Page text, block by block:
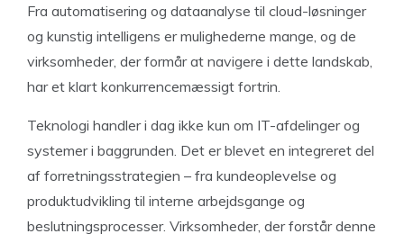
Fra automatisering og dataanalyse til cloud-løsninger
og kunstig intelligens er mulighederne mange, og de
virksomheder, der formår at navigere i dette landskab,
har et klart konkurrencemæssigt fortrin.
Teknologi handler i dag ikke kun om IT-afdelinger og
systemer i baggrunden. Det er blevet en integreret del
af forretningsstrategien – fra kundeoplevelse og
produktudvikling til interne arbejdsgange og
beslutningsprocesser. Virksomheder, der forstår denne